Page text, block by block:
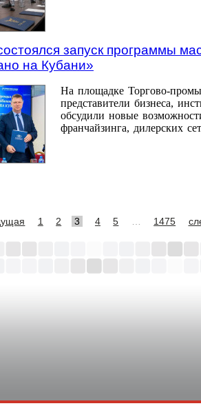
запуск программы
на Кубани»
На площадке Торгово-
представители бизнеса,
обсудили новые
франчайзинга, дилерских
1 2 3 4 5 1475